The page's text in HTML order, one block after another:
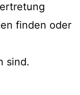
finden oder
sind.